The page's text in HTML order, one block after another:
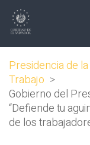
Presidencia de
Trabajo >
Gobierno del
“Defiende tu
de los